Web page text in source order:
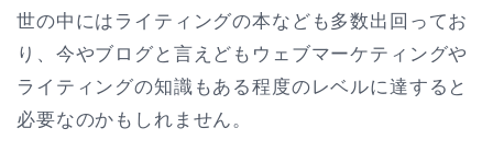
世の中にはライティングの本なども多数出回ってお
り、今やブログと言えどもウェブマーケティングや
ライティングの知識もある程度のレベルに達すると
必要なのかもしれません。